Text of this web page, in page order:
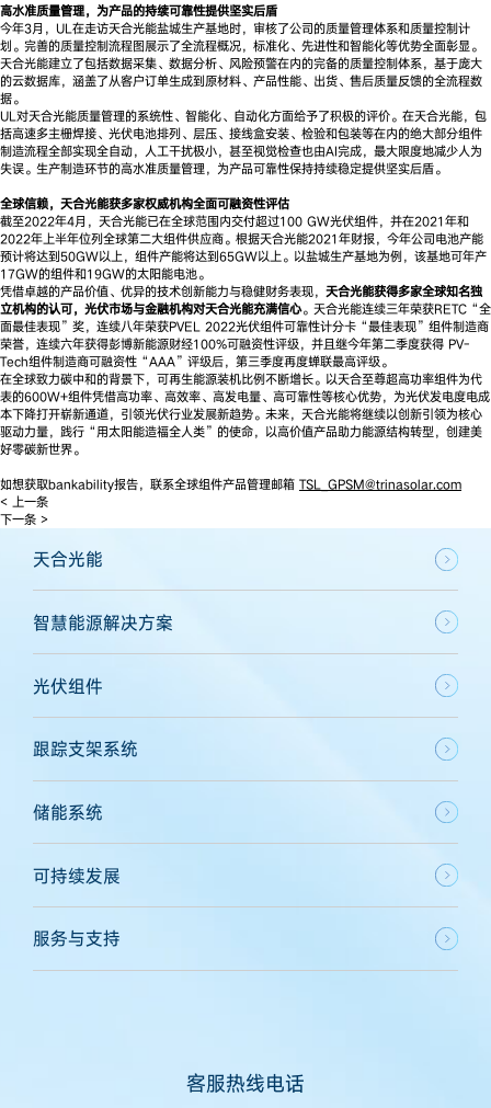
高水准质量管理，为产品的持续可靠性提供坚实后盾
今年3月，UL在走访天合光能盐城生产基地时，审核了公司的质量管理体系和质量控制计
划。完善的质量控制流程图展示了全流程概况，标准化、先进性和智能化等优势全面彰显。
天合光能建立了包括数据采集、数据分析、风险预警在内的完备的质量控制体系，基于庞大
的云数据库，涵盖了从客户订单生成到原材料、产品性能、出货、售后质量反馈的全流程数
据。
UL对天合光能质量管理的系统性、智能化、自动化方面给予了积极的评价。在天合光能，包
括高速多主栅焊接、光伏电池排列、层压、接线盒安装、检验和包装等在内的绝大部分组件
制造流程全部实现全自动，人工干扰极小，甚至视觉检查也由AI完成，最大限度地减少人为
失误。生产制造环节的高水准质量管理，为产品可靠性保持持续稳定提供坚实后盾。
全球信赖，天合光能获多家权威机构全面可融资性评估
截至2022年4月，天合光能已在全球范围内交付超过100 GW光伏组件，并在2021年和
2022年上半年位列全球第二大组件供应商。根据天合光能2021年财报，今年公司电池产能
预计将达到50GW以上，组件产能将达到65GW以上。以盐城生产基地为例，该基地可年产
17GW的组件和19GW的太阳能电池。
凭借卓越的产品价值、优异的技术创新能力与稳健财务表现， 天合光能获得多家全球知名独
立机构的认可，光伏市场与金融机构对天合光能充满信心。天合光能连续三年荣获RETC“全
面最佳表现”奖，连续八年荣获PVEL 2022光伏组件可靠性计分卡“最佳表现”组件制造商
荣誉，连续六年获得彭博新能源财经100%可融资性评级，并且继今年第二季度获得 PV-
Tech组件制造商可融资性“AAA”评级后，第三季度再度蝉联最高评级。
在全球致力碳中和的背景下，可再生能源装机比例不断增长。以天合至尊超高功率组件为代
表的600W+组件凭借高功率、高效率、高发电量、高可靠性等核心优势，为光伏发电度电成
本下降打开崭新通道，引领光伏行业发展新趋势。未来，天合光能将继续以创新引领为核心
驱动力量，践行“用太阳能造福全人类”的使命，以高价值产品助力能源结构转型，创建美
好零碳新世界。
如想获取bankability报告，联系全球组件产品管理邮箱 TSL_GPSM@trinasolar.com
< 上一条
下一条 >
天合光能
智慧能源解决方案
光伏组件
跟踪支架系统
储能系统
可持续发展
服务与支持
客服热线电话